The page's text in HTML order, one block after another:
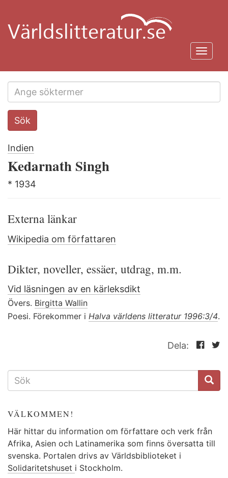
huvudinnehåll
Search
this
Sök
Indien
Kedarnath Singh
* 1934
Externa länkar
Wikipedia om författaren
Dikter, noveller, essäer, utdrag, m.m.
Vid läsningen av en kärleksdikt
Övers. Birgitta Wallin
Poesi. Förekommer i Halva världens litteratur 1996:3/4.
Dela:
SÖKFORMULÄR
VÄLKOMMEN!
Här hittar du information om författare och verk från
Afrika, Asien och Latinamerika som finns översatta till
svenska. Portalen drivs av Världsbiblioteket i
Solidaritetshuset i Stockholm.